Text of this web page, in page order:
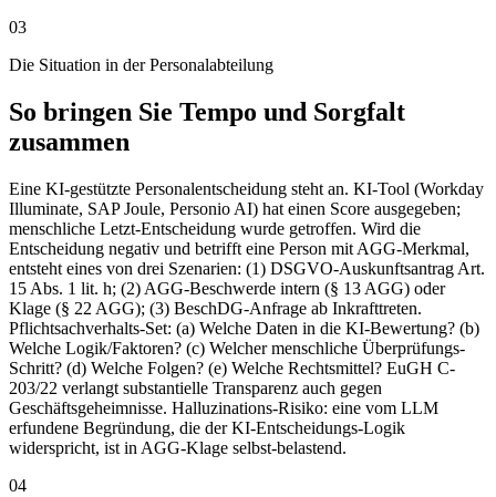
03
Die Situation in der Personalabteilung
So bringen Sie Tempo und Sorgfalt
zusammen
Eine KI-gestützte Personalentscheidung steht an. KI-Tool (Workday
Illuminate, SAP Joule, Personio AI) hat einen Score ausgegeben;
menschliche Letzt-Entscheidung wurde getroffen. Wird die
Entscheidung negativ und betrifft eine Person mit AGG-Merkmal,
entsteht eines von drei Szenarien: (1) DSGVO-Auskunftsantrag Art.
15 Abs. 1 lit. h; (2) AGG-Beschwerde intern (§ 13 AGG) oder
Klage (§ 22 AGG); (3) BeschDG-Anfrage ab Inkrafttreten.
Pflichtsachverhalts-Set: (a) Welche Daten in die KI-Bewertung? (b)
Welche Logik/Faktoren? (c) Welcher menschliche Überprüfungs-
Schritt? (d) Welche Folgen? (e) Welche Rechtsmittel? EuGH C-
203/22 verlangt substantielle Transparenz auch gegen
Geschäftsgeheimnisse. Halluzinations-Risiko: eine vom LLM
erfundene Begründung, die der KI-Entscheidungs-Logik
widerspricht, ist in AGG-Klage selbst-belastend.
04